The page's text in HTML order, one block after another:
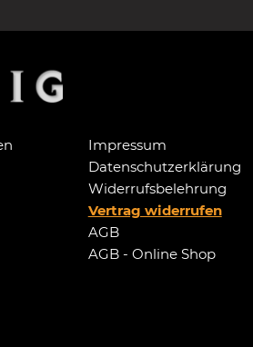
Impressum
Datenschutzerklärung
Widerrufsbelehrung
Vertrag widerrufen
AGB
AGB - Online Shop